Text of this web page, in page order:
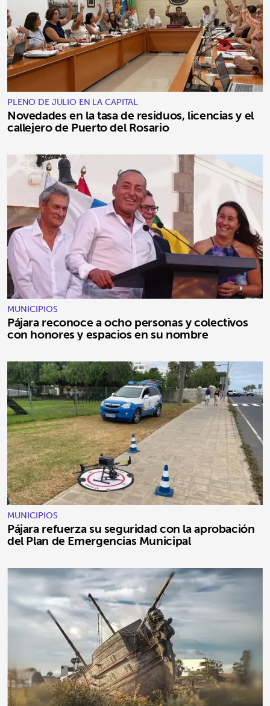
PLENO DE JULIO EN LA CAPITAL
Novedades en la tasa de residuos, licencias y el
callejero de Puerto del Rosario
MUNICIPIOS
Pájara reconoce a ocho personas y colectivos
con honores y espacios en su nombre
MUNICIPIOS
Pájara refuerza su seguridad con la aprobación
del Plan de Emergencias Municipal